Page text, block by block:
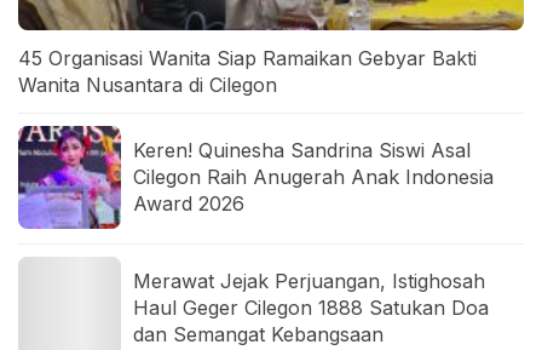
45 Organisasi Wanita Siap Ramaikan Gebyar Bakti
Wanita Nusantara di Cilegon
Keren! Quinesha Sandrina Siswi Asal
Cilegon Raih Anugerah Anak Indonesia
Award 2026
Merawat Jejak Perjuangan, Istighosah
Haul Geger Cilegon 1888 Satukan Doa
dan Semangat Kebangsaan